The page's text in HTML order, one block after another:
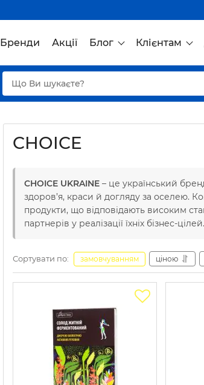
Бренди Акції Блог Клієнтам
CHOICE
CHOICE UKRAINE – це український
здоров’я, краси й догляду за оселею.
продукти, що відповідають високим
партнерів у реалізації їхніх бізнес-цілей.
Сортувати по: замовчуванням ціною